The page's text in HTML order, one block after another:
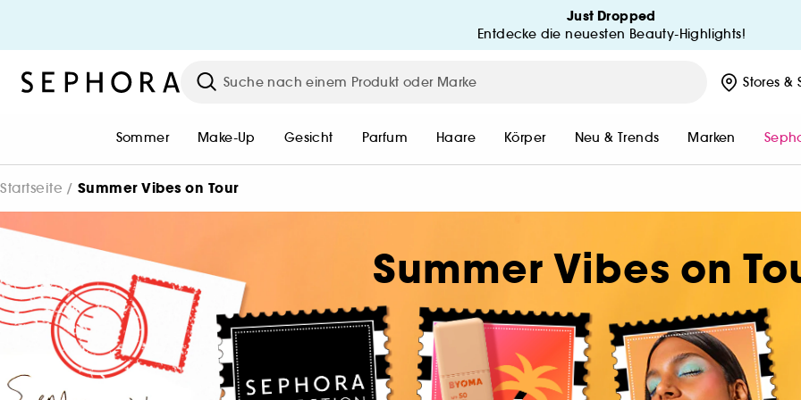
Just Dropped
Entdecke die neuesten Beauty-Highlights!
Stores &
Werde kostenlos Unlimited Mitglied
oder melde dich mit deinem
gesamte Sephora Universum zu
MEIN KONTO
MEINE BESTELLUNGEN
MEINE BESTELLUNG
Sommer Make-Up Gesicht Parfum Haare Körper Neu & Trends Marken
Startseite Summer Vibes on Tour
Summer Vibes on